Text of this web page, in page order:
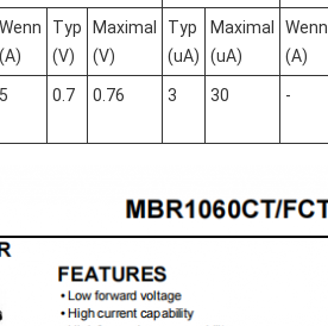
Wenn
(A)
Typ
(V)
Maximal
(V)
Typ
(uA)
Maximal
(uA)
Wenn
(A)
5 0.7 0.76 3 30 -